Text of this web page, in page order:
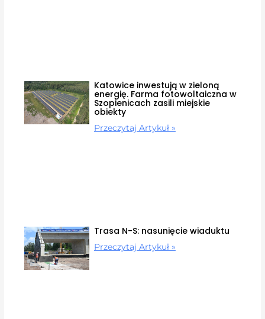
Katowice inwestują w zieloną
energię. Farma fotowoltaiczna w
Szopienicach zasili miejskie
obiekty
Przeczytaj Artykuł »
Trasa N-S: nasunięcie wiaduktu
Przeczytaj Artykuł »